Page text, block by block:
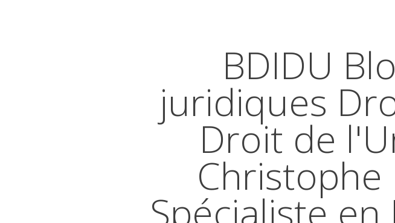
BDIDU
juridiques
Droit de
Christophe
Spécialiste